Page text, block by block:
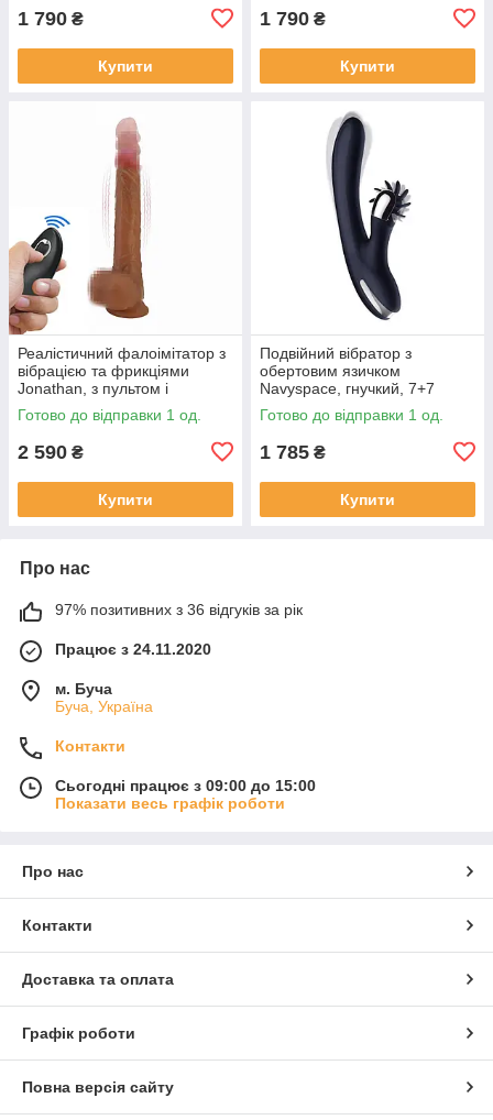
1 790 ₴
Купити
1 790 ₴
Купити
Реалістичний фалоімітатор з
вібрацією та фрикціями
Jonathan, з пультом і
присоскою, 3+3 режими
Готово до відправки 1 од.
2 590 ₴
Купити
Подвійний вібратор з
обертовим язичком
Navyspace, гнучкий, 7+7
режимів
Готово до відправки 1 од.
1 785 ₴
Купити
Про нас
97% позитивних з 36 відгуків за рік
Працює з 24.11.2020
м. Буча
Буча, Україна
Контакти
Сьогодні працює з 09:00 до 15:00
Показати весь графік роботи
Про нас
Контакти
Доставка та оплата
Графік роботи
Повна версія сайту